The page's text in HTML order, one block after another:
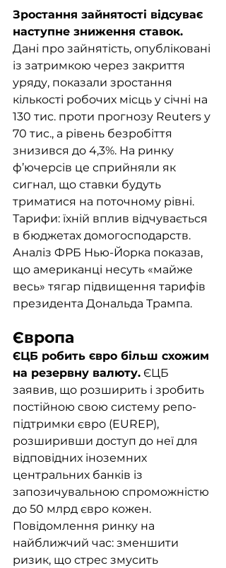
Зростання зайнятості відсуває
наступне зниження ставок.
Дані про зайнятість, опубліковані
із затримкою через закриття
уряду, показали зростання
кількості робочих місць у січні на
130 тис. проти прогнозу Reuters у
70 тис., а рівень безробіття
знизився до 4,3%. На ринку
ф’ючерсів це сприйняли як
сигнал, що ставки будуть
триматися на поточному рівні.
Тарифи: їхній вплив відчувається
в бюджетах домогосподарств.
Аналіз ФРБ Нью-Йорка показав,
що американці несуть «майже
весь» тягар підвищення тарифів
президента Дональда Трампа.
Європа
ЄЦБ робить євро більш схожим
на резервну валюту. ЄЦБ
заявив, що розширить і зробить
постійною свою систему репо-
підтримки євро (EUREP),
розширивши доступ до неї для
відповідних іноземних
центральних банків із
запозичувальною спроможністю
до 50 млрд євро кожен.
Повідомлення ринку на
найближчий час: зменшити
ризик, що стрес змусить